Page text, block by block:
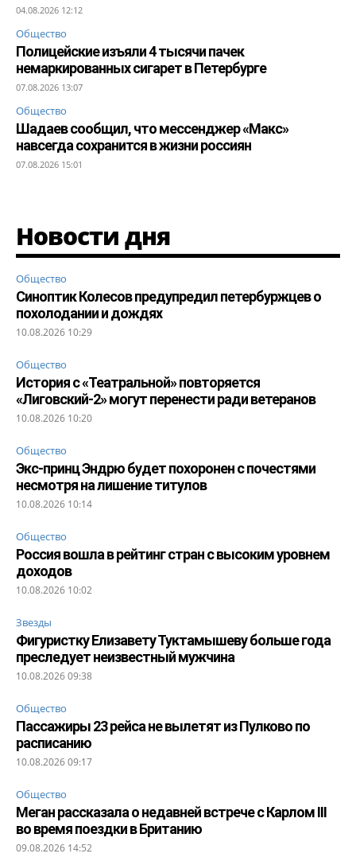
04.08.2026 12:12
Общество
Полицейские изъяли 4 тысячи пачек
немаркированных сигарет в Петербурге
07.08.2026 13:07
Общество
Шадаев сообщил, что мессенджер «Макс»
навсегда сохранится в жизни россиян
07.08.2026 15:01
Новости дня
Общество
Синоптик Колесов предупредил петербуржцев о
похолодании и дождях
10.08.2026 10:29
Общество
История с «Театральной» повторяется
«Лиговский-2» могут перенести ради ветеранов
10.08.2026 10:20
Общество
Экс-принц Эндрю будет похоронен с почестями
несмотря на лишение титулов
10.08.2026 10:14
Общество
Россия вошла в рейтинг стран с высоким уровнем
доходов
10.08.2026 10:02
Звезды
Фигуристку Елизавету Туктамышеву больше года
преследует неизвестный мужчина
10.08.2026 09:38
Общество
Пассажиры 23 рейса не вылетят из Пулково по
расписанию
10.08.2026 09:17
Общество
Меган рассказала о недавней встрече с Карлом III
во время поездки в Британию
09.08.2026 14:52